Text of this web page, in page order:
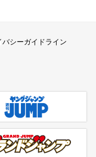
プ
バシーガイドライン
グジャンプ公式サイト
ジャンプ